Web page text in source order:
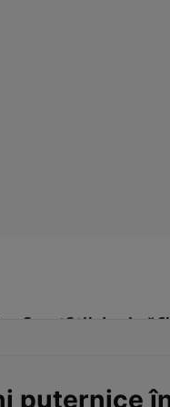
SportStil de viață
puternice